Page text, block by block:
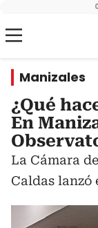
Manizales
¿Qué
En
La Cámara
Caldas lanzó